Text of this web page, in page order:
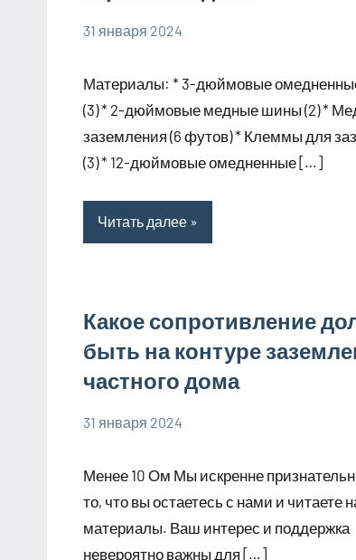
31 января 2024
phoenex_ru
Материалы: * 3-дюймовые
(3) * 2-дюймовые медные шины (2) *
заземления (6 футов) * Клеммы для
(3) * 12-дюймовые омедненные […]
Читать далее
Какое сопротивление
быть на контуре
частного дома
31 января 2024
phoenex_ru
Менее 10 Ом Мы искренне
то, что вы остаетесь с нами и читаете
материалы. Ваш интерес и поддержка
невероятно важны для […]